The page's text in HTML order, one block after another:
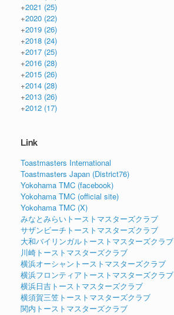
+2021 (25)
+2020 (22)
+2019 (26)
+2018 (24)
+2017 (25)
+2016 (28)
+2015 (26)
+2014 (28)
+2013 (26)
+2012 (17)
Link
Toastmasters International
Toastmasters Japan (District76)
Yokohama TMC (facebook)
Yokohama TMC (official site)
Yokohama TMC (X)
みなとみらいトーストマスターズクラブ
サザンビーチトーストマスターズクラブ
大和バイリンガルトーストマスターズクラブ
川崎トーストマスターズクラブ
横浜オーシャントーストマスターズクラブ
横浜フロンティアトーストマスターズクラブ
横浜日吉トーストマスターズクラブ
横須賀三笠トーストマスターズクラブ
関内トーストマスターズクラブ